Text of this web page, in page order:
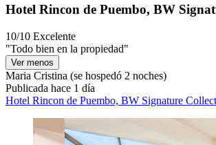
Hotel Rincon de Puembo, BW
10/10 Excelente
"Todo bien en la propiedad"
Ver menos
Maria Cristina (se hospedó 2 noches)
Publicada hace 1 día
Hotel Rincon de Puembo, BW Signature